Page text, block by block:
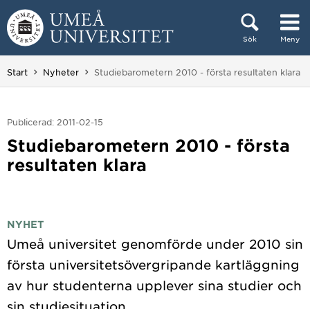
Hoppa direkt till innehållet
Sök Meny
Huvudmenyn dold.
Start Nyheter Du är här:
Studiebarometern 2010 - första resultaten klara
Publicerad: 2011-02-15
Studiebarometern 2010 - första
resultaten klara
NYHET
Umeå universitet genomförde under 2010 sin
första universitetsövergripande kartläggning
av hur studenterna upplever sina studier och